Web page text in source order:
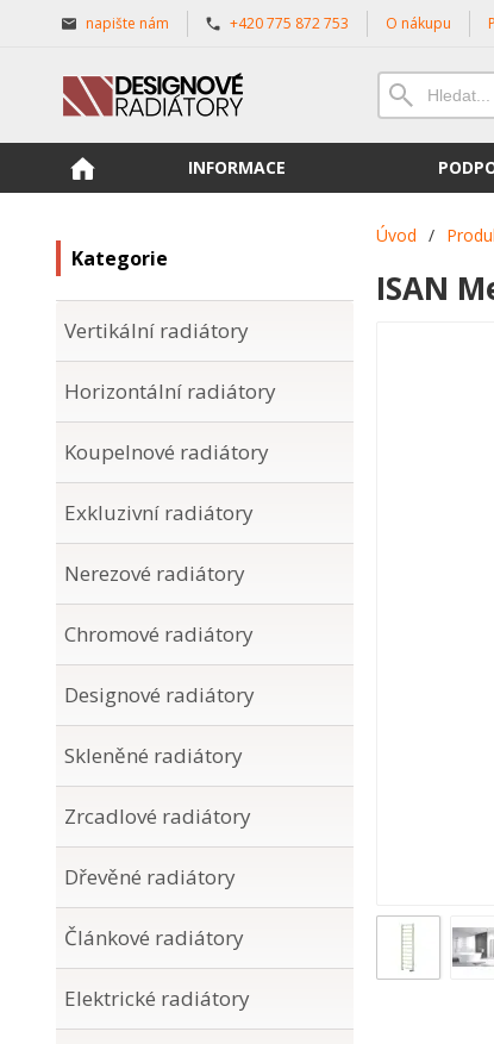
napište nám +420 775 872 753 O nákupu
INFORMACE
Kategorie
Vertikální radiátory
Horizontální radiátory
Koupelnové radiátory
Exkluzivní radiátory
Nerezové radiátory
Chromové radiátory
Designové radiátory
Skleněné radiátory
Zrcadlové radiátory
Dřevěné radiátory
Článkové radiátory
Elektrické radiátory
Úvod /
ISAN